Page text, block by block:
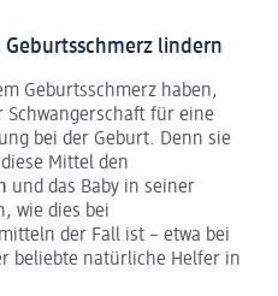
lindern
Geburtsschmerz haben,
für eine
bei der Geburt. Denn sie
Mittel den
und das Baby in seiner
wie dies bei
der Fall ist – etwa bei
beliebte natürliche Helfer in